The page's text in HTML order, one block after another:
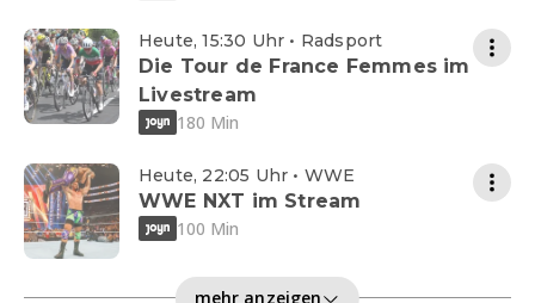
Heute, 15:30 Uhr • Radsport
Die Tour de France Femmes im
Livestream
180 Min
Heute, 22:05 Uhr • WWE
WWE NXT im Stream
100 Min
mehr anzeigen